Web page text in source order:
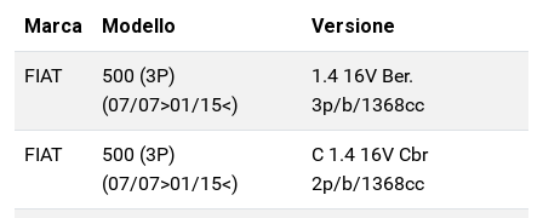
Marca Modello Versione
FIAT
500 (3P)
(07/07>01/15<)
1.4 16V Ber.
3p/b/1368cc
FIAT
500 (3P)
(07/07>01/15<)
C 1.4 16V Cbr
2p/b/1368cc